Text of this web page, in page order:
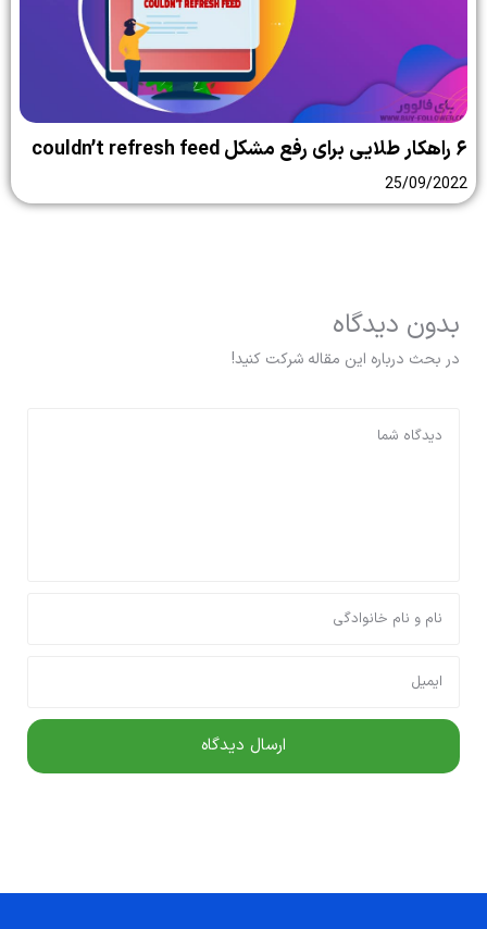
۶ راهکار طلایی برای رفع مشکل couldn’t refresh feed
25/09/2022
بدون دیدگاه
در بحث درباره این مقاله شرکت کنید!